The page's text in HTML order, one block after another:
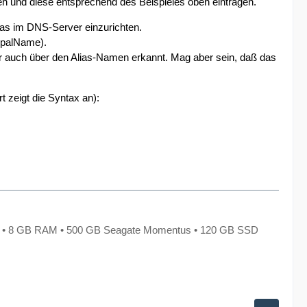
im DNS-Server einzurichten.
über den Alias-Namen erkannt. Mag aber sein, daß das
zeigt die Syntax an):
8 GB RAM • 500 GB Seagate Momentus • 120 GB SSD